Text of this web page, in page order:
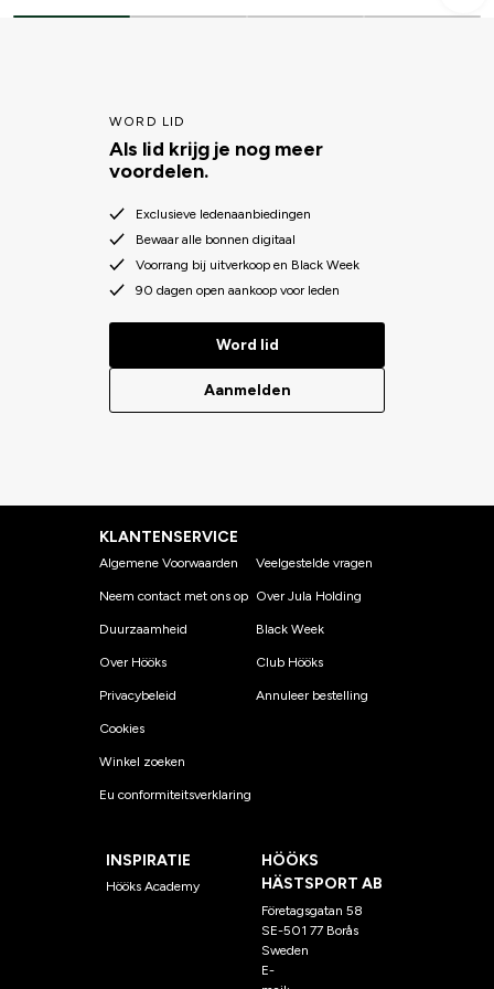
kleur voor een echt fraaie look? Geef je paard een heerlijk zacht
WORD LID
Als lid krijg je nog meer
voordelen.
Exclusieve ledenaanbiedingen
Bewaar alle bonnen digitaal
Voorrang bij uitverkoop en Black Week
90 dagen open aankoop voor leden
Word lid
Aanmelden
KLANTENSERVICE
Algemene Voorwaarden
Neem contact met ons op
Duurzaamheid
Over Hööks
Privacybeleid
Cookies
Winkel zoeken
Eu conformiteitsverklaring
Veelgestelde vragen
Over Jula Holding
Black Week
Club Hööks
Annuleer bestelling
INSPIRATIE
Hööks Academy
HÖÖKS
HÄSTSPORT AB
Företagsgatan 58
SE-501 77 Borås
Sweden
E-